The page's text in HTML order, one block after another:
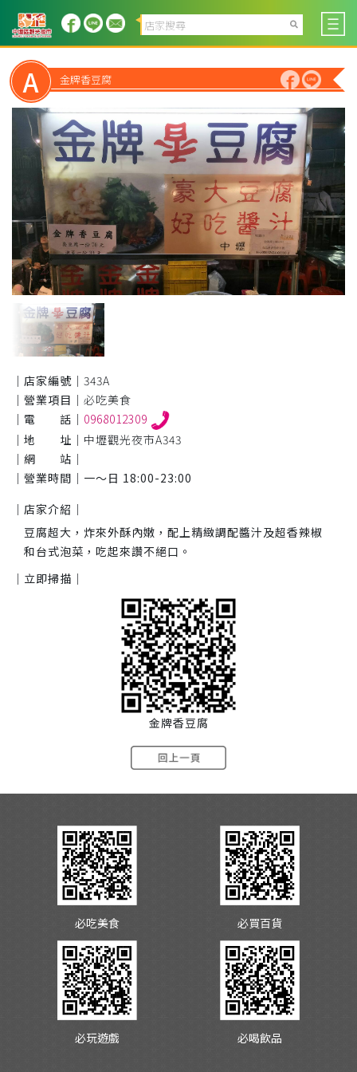
A 金牌香豆腐
｜店家編號｜ 343A
｜營業項目｜ 必吃美食
｜電 話｜ 0968012309
｜地 址｜ 中壢觀光夜市A343
｜網 站｜
｜營業時間｜ 一～日 18:00-23:00
｜店家介紹｜
豆腐超大，炸來外酥內嫩，配上精緻調配醬汁及超香辣椒
和台式泡菜，吃起來讚不絕口。
｜立即掃描｜
金牌香豆腐
必吃美食 必買百貨
必玩遊戲 必喝飲品